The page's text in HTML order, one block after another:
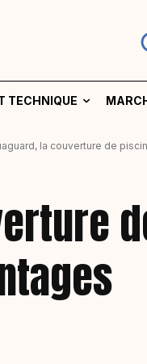
TECHNIQUE
la couverture de